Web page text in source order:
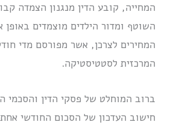
המחייה, קובע הדין מנגנון הצמדה
השוטף ומדור הילדים מוצמדים באופן
המחירים לצרכן, אשר מפורסם מדי
המרכזית לסטטיסטיקה.
ברוב המוחלט של פסקי הדין והסכמי
חישוב העדכון של הסכום החודשי